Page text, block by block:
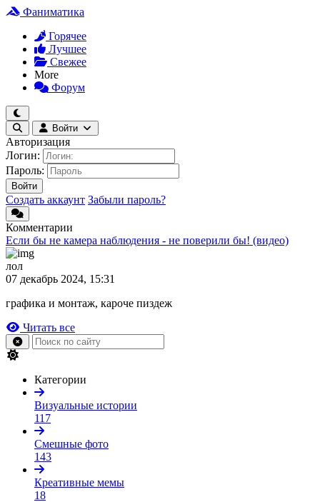
Фаниматика
Горячее
Лучшее
Свежее
More
Форум
Войти
Авторизация
Логин:
Пароль:
Войти
Создать аккаунт Забыли пароль?
Комментарии
Если бы не камера наблюдения - не поверили бы! (видео)
лол
07 декабрь 2024, 15:31
графика и монтаж, кароче пиздеж
Читать все
Категории
Визуальные истории
117
Смешные фото
143
Креативные мемы
18